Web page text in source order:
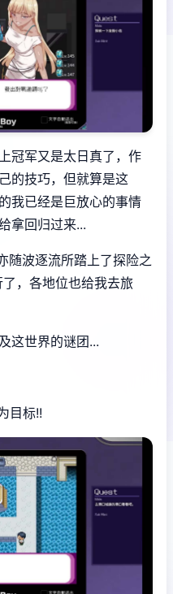
冠军又是太日真了，作
的技巧，但就算是这
我已经是巨放心的事情
拿回归过来...
随波逐流所踏上了探险之
，各地位也给我去旅
这世界的谜团...
目标!!